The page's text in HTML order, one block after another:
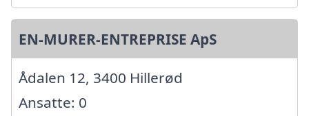
EN-MURER-ENTREPRISE ApS
Ådalen 12, 3400 Hillerød
Ansatte: 0